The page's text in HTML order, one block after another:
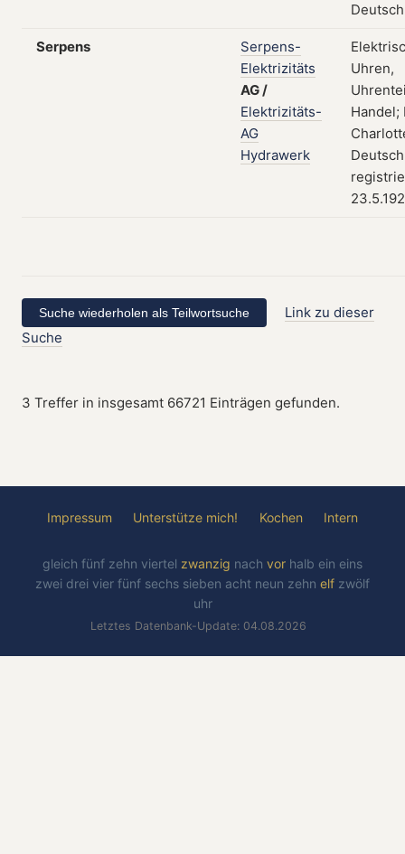
Serpens
Serpens-
Elektrizitäts
AG/
Elektrizitäts-
AG
Hydrawerk
Uhren,
Link zu dieser
Suche
3 Treffer in insgesamt 66721 Einträgen gefunden.
Impressum Unterstütze mich! Kochen Intern
gleich fünf zehn viertel zwanzig nach vor halb ein eins
zwei drei vier fünf sechs sieben acht neun zehn elf zwölf
uhr
Letztes Datenbank-Update: 04.08.2026